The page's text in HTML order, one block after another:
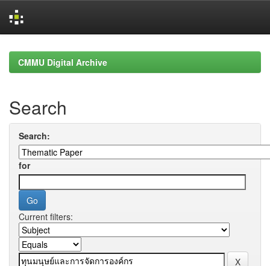
navigationCMMU Digital Archive
Search
Search:
for
Current filters: